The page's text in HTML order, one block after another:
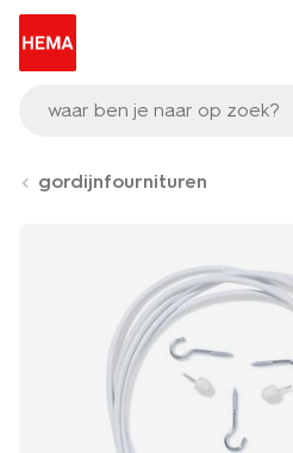
waar ben je naar op zoek?
gordijnfournituren